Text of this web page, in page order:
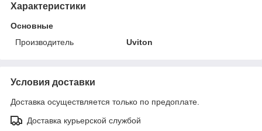
Характеристики
Основные
Производитель
Uviton
Условия доставки
Доставка осуществляется только по предоплате.
Доставка курьерской службой